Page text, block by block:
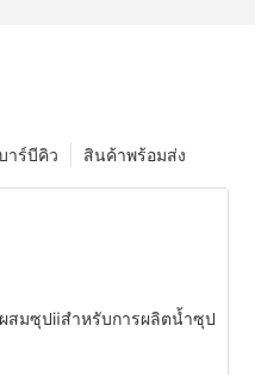
สินค้าพร้อมส่ง
าร์บีคิว